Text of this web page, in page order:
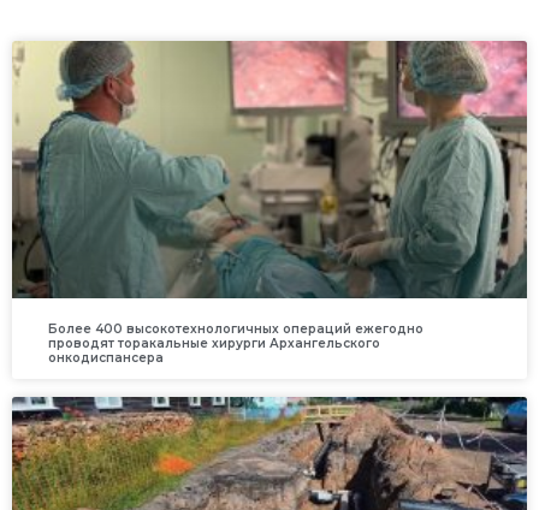
Более 400 высокотехнологичных операций ежегодно
проводят торакальные хирурги Архангельского
онкодиспансера